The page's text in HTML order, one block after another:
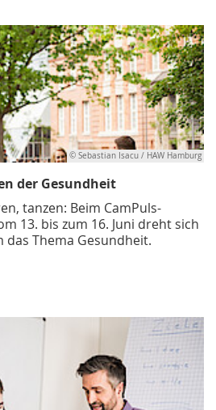
© Sebastian Isacu / HAW Hamburg
der Gesundheit
tanzen: Beim CamPuls-
13. bis zum 16. Juni dreht sich
das Thema Gesundheit.